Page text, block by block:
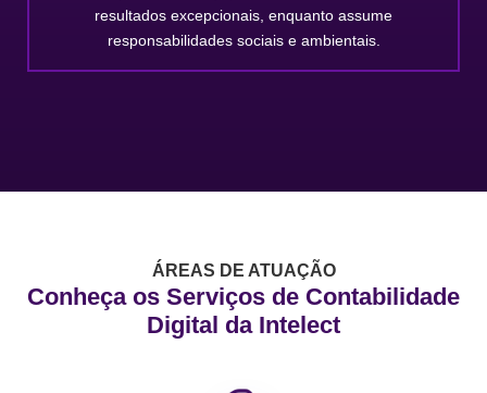
resultados excepcionais, enquanto assume
responsabilidades sociais e ambientais.
ÁREAS DE ATUAÇÃO
Conheça os Serviços de Contabilidade
Digital da Intelect